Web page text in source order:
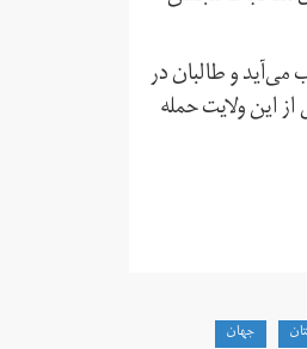
می‌‌آید و طالبان در
این ولایت حمله
جهان